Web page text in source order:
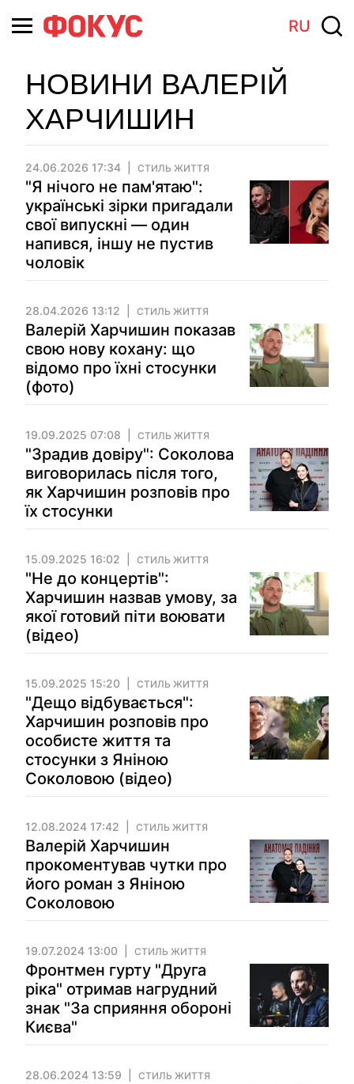
RU
НОВИНИ ВАЛЕРІЙ
ХАРЧИШИН
24.06.2026 17:34 СТИЛЬ ЖИТТЯ
"Я нічого не пам'ятаю":
українські зірки пригадали
свої випускні — один
напився, іншу не пустив
чоловік
28.04.2026 13:12 СТИЛЬ ЖИТТЯ
Валерій Харчишин показав
свою нову кохану: що
відомо про їхні стосунки
(фото)
19.09.2025 07:08 СТИЛЬ ЖИТТЯ
"Зрадив довіру": Соколова
виговорилась після того,
як Харчишин розповів про
їх стосунки
15.09.2025 16:02 СТИЛЬ ЖИТТЯ
"Не до концертів":
Харчишин назвав умову, за
якої готовий піти воювати
(відео)
15.09.2025 15:20 СТИЛЬ ЖИТТЯ
"Дещо відбувається":
Харчишин розповів про
особисте життя та
стосунки з Яніною
Соколовою (відео)
12.08.2024 17:42 СТИЛЬ ЖИТТЯ
Валерій Харчишин
прокоментував чутки про
його роман з Яніною
Соколовою
19.07.2024 13:00 СТИЛЬ ЖИТТЯ
Фронтмен гурту "Друга
ріка" отримав нагрудний
знак "За сприяння обороні
Києва"
28.06.2024 13:59 СТИЛЬ ЖИТТЯ